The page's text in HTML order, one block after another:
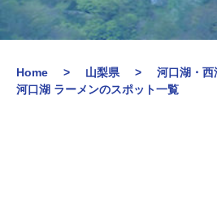
Home 山梨県 河口湖・西
河口湖 ラーメンのスポット一覧